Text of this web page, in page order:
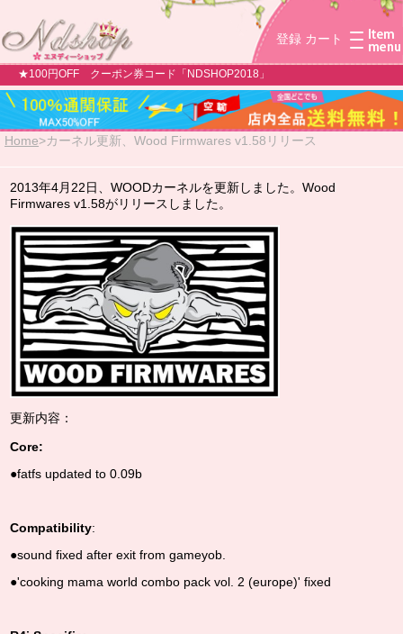
登録 カート
★100円OFF クーポン券コード「NDSHOP2018」
Home>カーネル更新、Wood Firmwares v1.58リリース
2013年4月22日、WOODカーネルを更新しました。Wood
Firmwares v1.58がリリースしました。
更新内容：
Core:
●fatfs updated to 0.09b
Compatibility:
●sound fixed after exit from gameyob.
●'cooking mama world combo pack vol. 2 (europe)' fixed